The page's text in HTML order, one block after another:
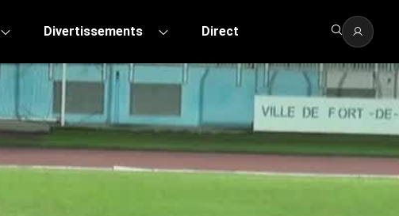
Divertissements Direct